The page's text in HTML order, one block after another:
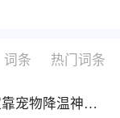
词条 热门词条
宠物降温神器